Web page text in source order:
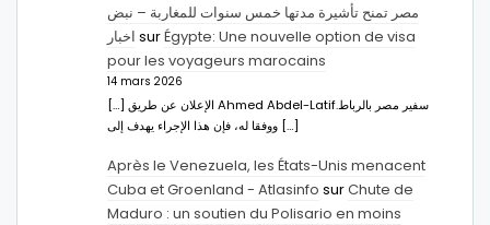
مصر تمنح تأشيرة مدتها خمس سنوات للمغاربة – نبض
اخبار surÉgypte: Une nouvelle option de visa
pour les voyageurs marocains
14 mars 2026
[…] الإعلان عن طريق Ahmed Abdel-Latifسفير مصر بالرباط.
ووفقا له، فإن هذا الإجراء يهدف إلى […]
Après le Venezuela, les États-Unis menacent
Cuba et Groenland - Atlasinfo surChute de
Maduro : un soutien du Polisario en moins